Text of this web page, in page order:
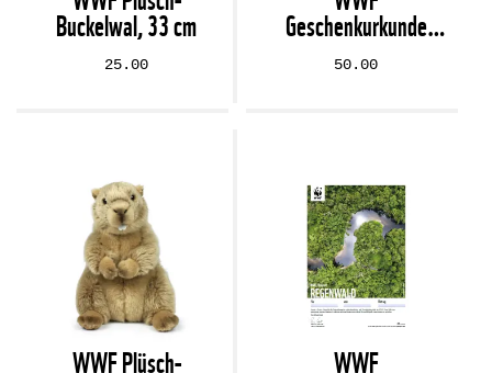
Buckelwal, 33 cm
25.00
Geschenkurkunde
«Alpen» (digital)
50.00
WWF Plüsch- WWF